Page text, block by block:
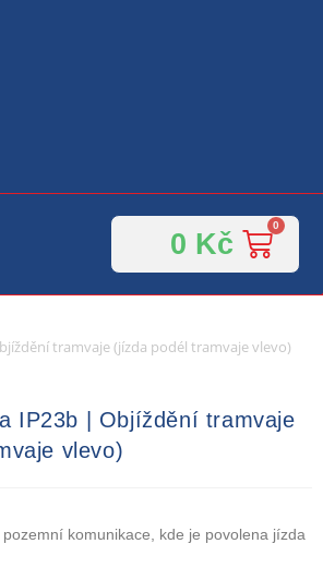
0 Kč
tramvaje (jízda podél tramvaje vlevo)
IP23b | Objíždění tramvaje
vlevo)
komunikace, kde je povolena jízda